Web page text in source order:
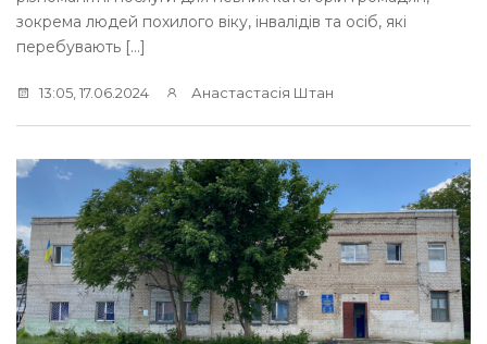
зокрема людей похилого віку, інвалідів та осіб, які
перебувають […]
13:05, 17.06.2024 Анастастасія Штан